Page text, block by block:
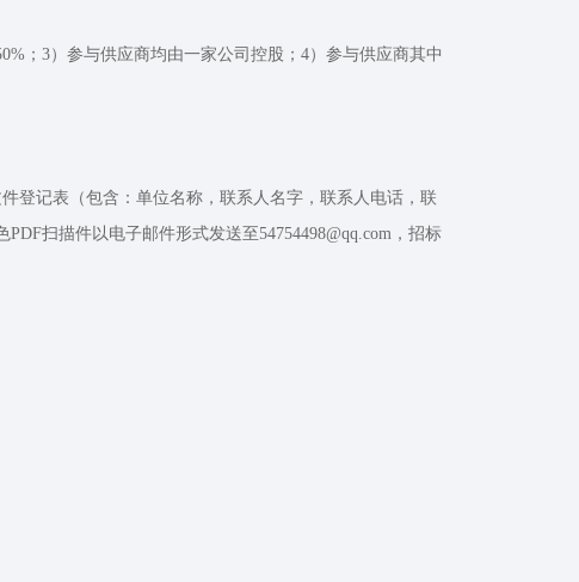
；3）参与供应商均由一家公司控股；4）参与供应商其中
登记表（包含：单位名称，联系人名字，联系人电话，联
扫描件以电子邮件形式发送至54754498@qq.com，招标